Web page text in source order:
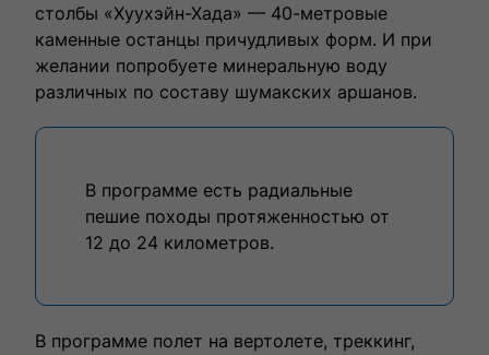
столбы «Хуухэйн-Хада» — 40-метровые
каменные останцы причудливых форм. И при
желании попробуете минеральную воду
различных по составу шумакских аршанов.
В программе есть радиальные
пешие походы протяженностью от
12 до 24 километров.
В программе полет на вертолете, треккинг,